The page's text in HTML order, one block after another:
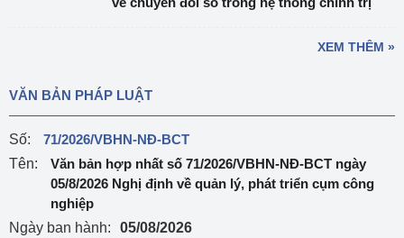
XEM THÊM »
VĂN BẢN PHÁP LUẬT
Số:
71/2026/VBHN-NĐ-BCT
Tên:
Văn bản hợp nhất số 71/2026/VBHN-NĐ-BCT ngày
05/8/2026 Nghị định về quản lý, phát triển cụm công
nghiệp
Ngày ban hành:
05/08/2026